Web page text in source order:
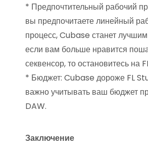
* Предпочтительный рабочий
вы предпочитаете линейный
процесс, Cubase станет
если вам больше нравится
секвенсор, то остановитесь на
* Бюджет: Cubase дороже FL
важно учитывать ваш бюджет
DAW.
Заключение